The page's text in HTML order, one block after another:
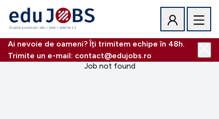
Ai nevoie de oameni? Îți trimitem echipe în 48h.
Trimite un e-mail: contact@edujobs.ro
Job not found